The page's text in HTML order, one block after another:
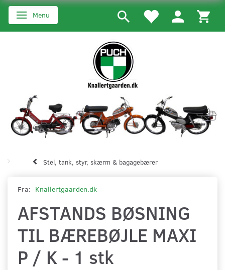
Skifte navigation
Menu
Stel, tank, styr, skærm & bagagebærer
Fra: Knallertgaarden.dk
AFSTANDS BØSNING
TIL BÆREBØJLE MAXI
P / K - 1 stk